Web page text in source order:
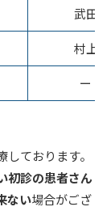
武田
村上
ー
ております。
初診の患者さん
ない場合がござ